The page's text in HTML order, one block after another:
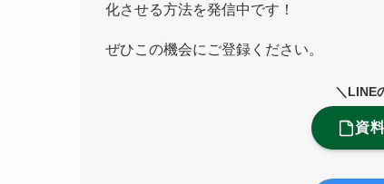
化させる方法を発信中です！
ぜひこの機会にご登録ください。
＼LINE
資